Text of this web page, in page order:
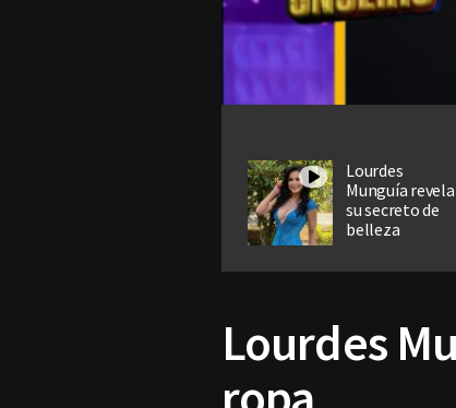
Lourdes
Munguía revela
su secreto de
belleza
Lourdes